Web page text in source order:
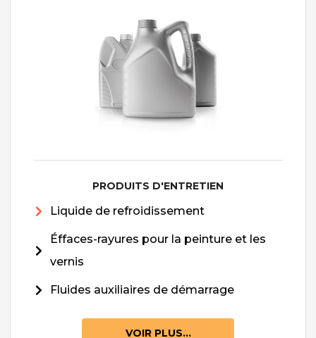
PRODUITS D'ENTRETIEN
Liquide de refroidissement
Éffaces-rayures pour la peinture et les
vernis
Fluides auxiliaires de démarrage
VOIR PLUS...